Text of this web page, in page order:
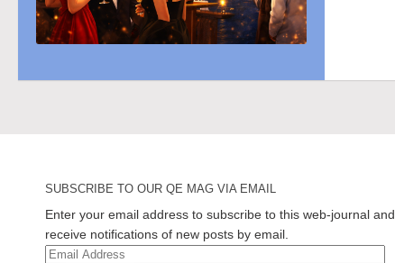
SUBSCRIBE TO OUR QE MAG VIA EMAIL
Enter your email address to subscribe to this web-journal and
receive notifications of new posts by email.
Email